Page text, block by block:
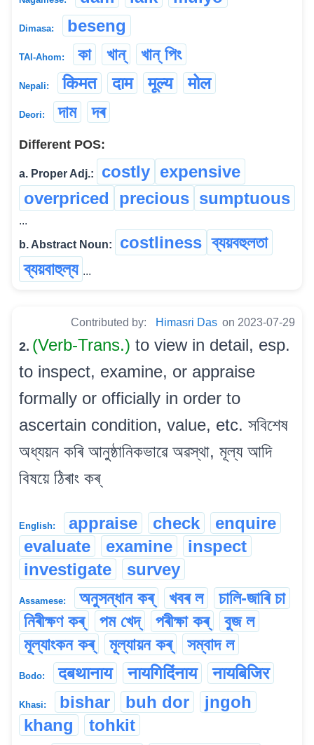
Dimasa: beseng
TAI-Ahom: কা খান্ খান্ পিং
Nepali: किमत दाम मूल्य मोल
Deori: দাম দৰ
Different POS:
a. Proper Adj.: costly expensive
overpriced
precious sumptuous
...
b. Abstract Noun:
costliness ব্যয়বহুলতা
ব্যয়বাহুল্য ...
Contributed by: Himasri Das on 2023-07-29
2. (Verb-Trans.) to view in detail, esp.
to inspect, examine, or appraise
formally or officially in order to
ascertain condition, value, etc. সবিশেষ
অধ্যয়ন কৰি আনুষ্ঠানিকভাৱে অৱস্থা, মূল্য আদি
বিষয়ে ঠিৰাং কৰ্
English: appraise check
enquire
evaluate
examine
inspect
investigate
survey
Assamese: অনুসন্ধান কৰ্ খবৰ ল
চালি-জাৰি চা
নিৰীক্ষণ কৰ্
পম খেদ্ পৰীক্ষা কৰ্
বুজ ল
মূল্যাংকন কৰ্
মূল্যায়ন কৰ্ সম্বাদ ল
Bodo: दबथानाय नायगिदिंनाय नायबिजिर
Khasi: bishar buh dor
jngoh
khang
tohkit